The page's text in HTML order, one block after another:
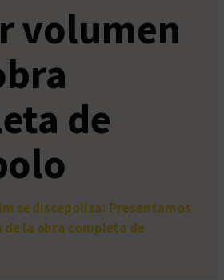
volumen
de
se discepoliza: Presentamos
la obra completa de